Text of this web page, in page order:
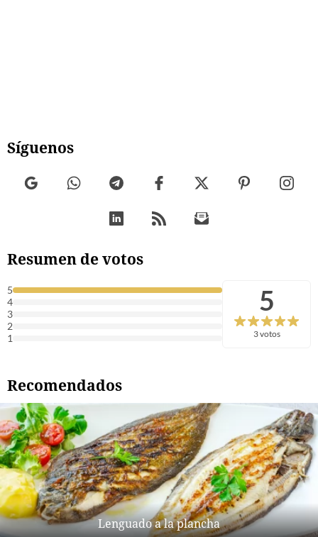
Síguenos
Resumen de votos
5
4
3
2
1
5
3 votos
Recomendados
Lenguado a la plancha